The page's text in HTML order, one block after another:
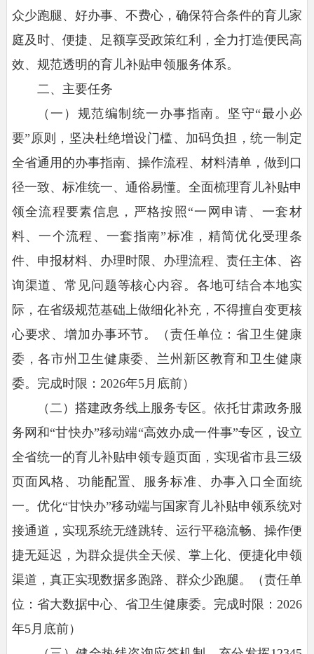
众少跑腿、好办事、不费心，确保符合条件的育儿家
庭及时、便捷、足额享受政策红利，全力打造便民高
效、规范透明的育儿补贴申领服务体系。
二、主要任务
（一）规范编制统一办事指南。 坚守“最小必
要”原则，坚决杜绝增设门槛、加码负担，统一制定
全省通用的办事指南、操作流程、材料清单，做到口
径一致、标准统一、通俗易懂。全面梳理育儿补贴申
领全流程要素信息，严格按照“一网申请、一套材
料、一个流程、一套指南”标准，精简优化受理条
件、申报材料、办理时限、办理流程、责任主体、咨
询渠道、常见问题等核心内容。各地可结合本地实
际，在省级规范基础上做细化补充，不得擅自变更核
心要求、增加办事环节。（责任单位：省卫生健康
委，各市州卫生健康委、兰州新区教育和卫生健康
委。完成时限：2026年5月底前）
（二）搭建政务线上服务专区。 依托甘肃政务服
务网和“甘快办”移动端“高效办成一件事”专区，设立
全省统一的育儿补贴申领专题页面，实现省市县三级
页面风格、功能配置、服务标准、办事入口全面统
一。优化“甘快办”移动端与国家育儿补贴申领系统对
接通道，实现系统无缝跳转、运行平稳流畅、操作便
捷无延迟，为群众提供全天候、掌上化、便捷化申领
渠道，真正实现数据多跑路、群众少跑腿。（责任单
位：省大数据中心、省卫生健康委。完成时限：2026
年5月底前）